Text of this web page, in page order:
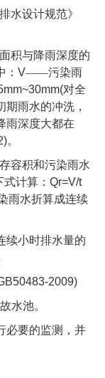
水设计规范》
积与降雨深度的
： V——污染雨
对全
期雨水的冲洗，
雨深度大都在
。
容积和污染雨水
计算： Qr=V/t
水折算成连续
续小时排水量的
2009)
水池。
必要的监测，并